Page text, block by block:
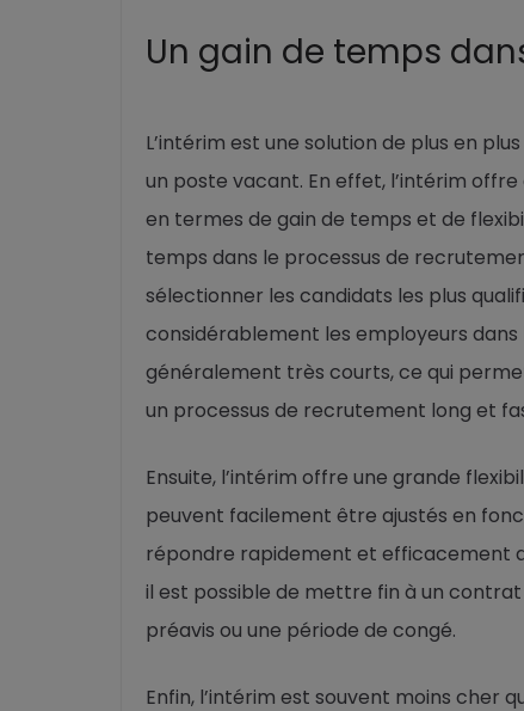
Un gain de temps
L’intérim est une solution de plus en
un poste vacant. En effet, l’intérim
en termes de gain de temps et de
temps dans le processus de
sélectionner les candidats les plus
considérablement les employeurs
généralement très courts, ce qui
un processus de recrutement long et
Ensuite, l’intérim offre une grande
peuvent facilement être ajustés en
répondre rapidement et efficacement
il est possible de mettre fin à un
préavis ou une période de congé.
Enfin, l’intérim est souvent moins cher